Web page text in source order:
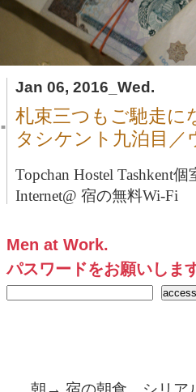
Jan 06, 2016_Wed.
■
札束三つもご馳走に
タシケント九泊目
Topchan Hostel Tashkent個
Internet@ 宿の無料Wi-Fi
Men at Work.
パスワードをお願いしま